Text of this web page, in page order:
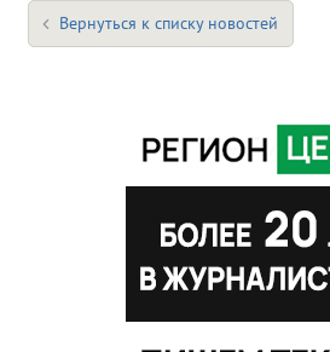
Вернуться к списку новостей